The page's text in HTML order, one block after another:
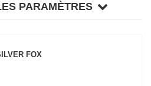
PARAMÈTRES
FOX